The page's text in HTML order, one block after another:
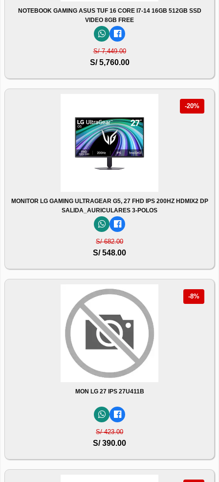
NOTEBOOK GAMING ASUS TUF 16 CORE I7-14 16GB 512GB SSD
VIDEO 8GB FREE
S/ 7,449.00
S/ 5,760.00
-20%
MONITOR LG GAMING ULTRAGEAR G5, 27 FHD IPS 200HZ HDMIX2 DP
SALIDA_AURICULARES 3-POLOS
S/ 682.00
S/ 548.00
-8%
MON LG 27 IPS 27U411B
S/ 423.00
S/ 390.00